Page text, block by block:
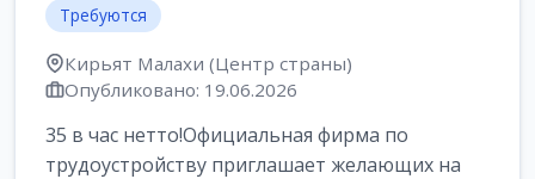
Требуются
Кирьят Малахи (Центр страны)
Опубликовано: 19.06.2026
35 в час нетто!Официальная фирма по
трудоустройству приглашает желающих на